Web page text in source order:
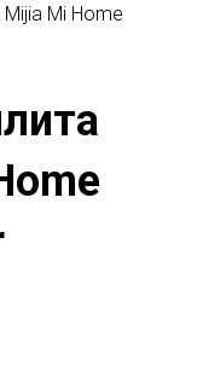
Mi Home